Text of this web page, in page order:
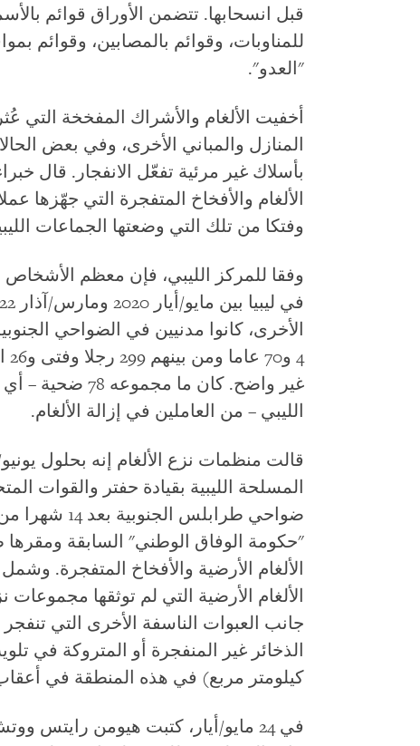
قبل انسحابها. تتضمن الأوراق قوائم
للمناوبات، وقوائم بالمصابين، وقوائم
"العدو".
المنازل والمباني الأخرى، وفي بعض
بأسلاك غير مرئية تفعّل الانفجار. قال
الألغام والأفخاخ المتفجرة التي جهّزها
وفتكا من تلك التي وضعتها الجماعات
الأخرى، كانوا مدنيين في الضواحي
الليبي – من العاملين في إزالة الألغام.
المسلحة الليبية بقيادة حفتر والقوات
ضواحي
"حكومة الوفاق الوطني" السابقة
الألغام الأرضية والأفخاخ المتفجرة.
الألغام الأرضية التي لم توثقها مجموعات
جانب العبوات الناسفة الأخرى التي
كيلومتر مربع) في هذه المنطقة في
في 24 مايو/أيار، كتبت هيومن